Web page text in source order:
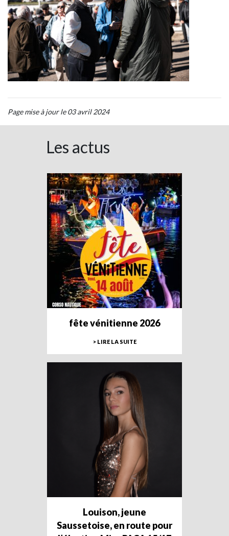
Page mise à jour le 03 avril 2024
Les actus
fête vénitienne 2026
> LIRE LA SUITE
Louison, jeune
Saussetoise, en route pour